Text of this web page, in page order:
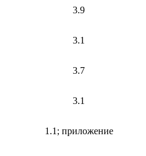
3.9
3.1
3.7
3.1
1.1; приложение